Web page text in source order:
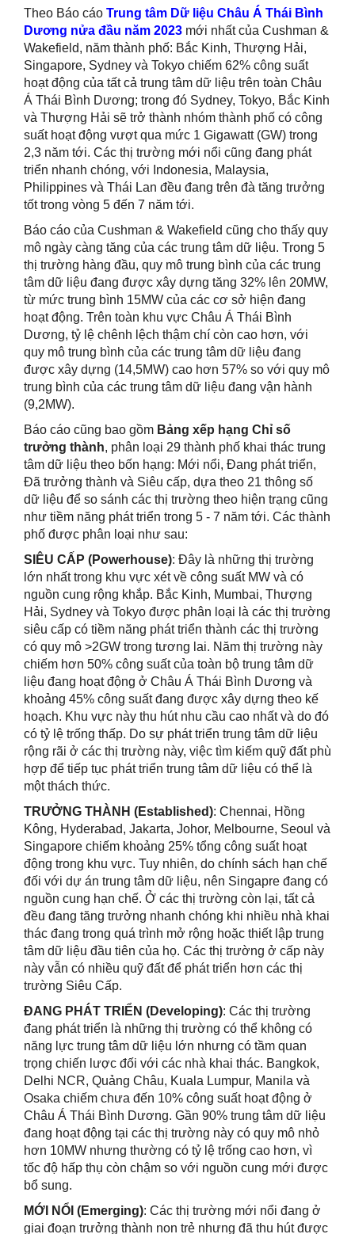
Theo Báo cáo Trung tâm Dữ liệu Châu Á Thái Bình
Dương nửa đầu năm 2023 mới nhất của Cushman &
Wakefield, năm thành phố: Bắc Kinh, Thượng Hải,
Singapore, Sydney và Tokyo chiếm 62% công suất
hoạt động của tất cả trung tâm dữ liệu trên toàn Châu
Á Thái Bình Dương; trong đó Sydney, Tokyo, Bắc Kinh
và Thượng Hải sẽ trở thành nhóm thành phố có công
suất hoạt động vượt qua mức 1 Gigawatt (GW) trong
2,3 năm tới. Các thị trường mới nổi cũng đang phát
triển nhanh chóng, với Indonesia, Malaysia,
Philippines và Thái Lan đều đang trên đà tăng trưởng
tốt trong vòng 5 đến 7 năm tới.
Báo cáo của Cushman & Wakefield cũng cho thấy quy
mô ngày càng tăng của các trung tâm dữ liệu. Trong 5
thị trường hàng đầu, quy mô trung bình của các trung
tâm dữ liệu đang được xây dựng tăng 32% lên 20MW,
từ mức trung bình 15MW của các cơ sở hiện đang
hoạt động. Trên toàn khu vực Châu Á Thái Bình
Dương, tỷ lệ chênh lệch thậm chí còn cao hơn, với
quy mô trung bình của các trung tâm dữ liệu đang
được xây dựng (14,5MW) cao hơn 57% so với quy mô
trung bình của các trung tâm dữ liệu đang vận hành
(9,2MW).
Báo cáo cũng bao gồm Bảng xếp hạng Chỉ số
trưởng thành, phân loại 29 thành phố khai thác trung
tâm dữ liệu theo bốn hạng: Mới nổi, Đang phát triển,
Đã trưởng thành và Siêu cấp, dựa theo 21 thông số
dữ liệu để so sánh các thị trường theo hiện trạng cũng
như tiềm năng phát triển trong 5 - 7 năm tới. Các thành
phố được phân loại như sau:
SIÊU CẤP (Powerhouse): Đây là những thị trường
lớn nhất trong khu vực xét về công suất MW và có
nguồn cung rộng khắp. Bắc Kinh, Mumbai, Thượng
Hải, Sydney và Tokyo được phân loại là các thị trường
siêu cấp có tiềm năng phát triển thành các thị trường
có quy mô >2GW trong tương lai. Năm thị trường này
chiếm hơn 50% công suất của toàn bộ trung tâm dữ
liệu đang hoạt động ở Châu Á Thái Bình Dương và
khoảng 45% công suất đang được xây dựng theo kế
hoạch. Khu vực này thu hút nhu cầu cao nhất và do đó
có tỷ lệ trống thấp. Do sự phát triển trung tâm dữ liệu
rộng rãi ở các thị trường này, việc tìm kiếm quỹ đất phù
hợp để tiếp tục phát triển trung tâm dữ liệu có thể là
một thách thức.
TRƯỞNG THÀNH (Established): Chennai, Hồng
Kông, Hyderabad, Jakarta, Johor, Melbourne, Seoul và
Singapore chiếm khoảng 25% tổng công suất hoạt
động trong khu vực. Tuy nhiên, do chính sách hạn chế
đối với dự án trung tâm dữ liệu, nên Singapre đang có
nguồn cung hạn chế. Ở các thị trường còn lại, tất cả
đều đang tăng trưởng nhanh chóng khi nhiều nhà khai
thác đang trong quá trình mở rộng hoặc thiết lập trung
tâm dữ liệu đầu tiên của họ. Các thị trường ở cấp này
này vẫn có nhiều quỹ đất để phát triển hơn các thị
trường Siêu Cấp.
ĐANG PHÁT TRIỂN (Developing): Các thị trường
đang phát triển là những thị trường có thể không có
năng lực trung tâm dữ liệu lớn nhưng có tầm quan
trọng chiến lược đối với các nhà khai thác. Bangkok,
Delhi NCR, Quảng Châu, Kuala Lumpur, Manila và
Osaka chiếm chưa đến 10% công suất hoạt động ở
Châu Á Thái Bình Dương. Gần 90% trung tâm dữ liệu
đang hoạt động tại các thị trường này có quy mô nhỏ
hơn 10MW nhưng thường có tỷ lệ trống cao hơn, vì
tốc độ hấp thụ còn chậm so với nguồn cung mới được
bổ sung.
MỚI
NỔI (Emerging): Các thị trường mới nổi đang ở
giai đoạn trưởng thành non trẻ nhưng đã thu hút được